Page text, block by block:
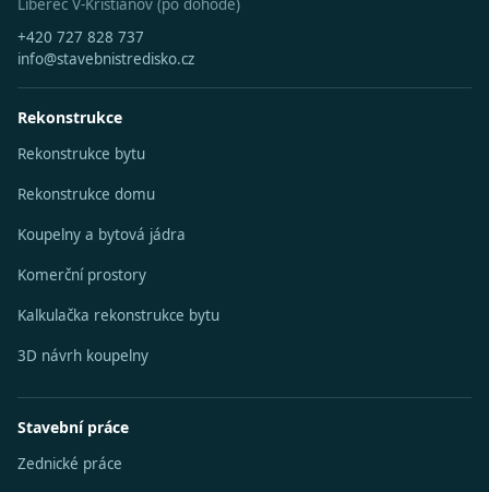
Liberec V-Kristiánov (po dohodě)
+420 727 828 737
info@stavebnistredisko.cz
Rekonstrukce
Rekonstrukce bytu
Rekonstrukce domu
Koupelny a bytová jádra
Komerční prostory
Kalkulačka rekonstrukce bytu
3D návrh koupelny
Stavební práce
Zednické práce